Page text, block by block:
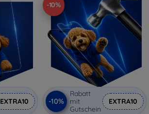
EXTRA10
-10%
-10%
Rabatt
mit
Gutschein
EXTRA10